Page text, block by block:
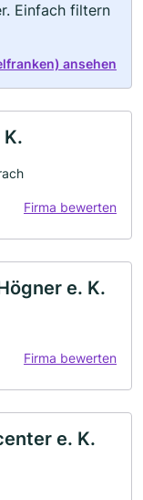
Einfach filtern
ansehen
Firma bewerten
e. K.
Firma bewerten
e. K.